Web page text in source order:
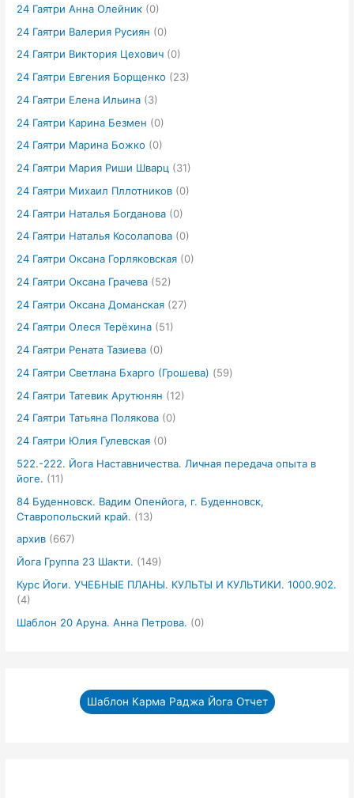
24 Гаятри Анна Олейник (0)
24 Гаятри Валерия Русиян (0)
24 Гаятри Виктория Цехович (0)
24 Гаятри Евгения Борщенко (23)
24 Гаятри Елена Ильина (3)
24 Гаятри Карина Безмен (0)
24 Гаятри Марина Божко (0)
24 Гаятри Мария Риши Шварц (31)
24 Гаятри Михаил Пллотников (0)
24 Гаятри Наталья Богданова (0)
24 Гаятри Наталья Косолапова (0)
24 Гаятри Оксана Горляковская (0)
24 Гаятри Оксана Грачева (52)
24 Гаятри Оксана Доманская (27)
24 Гаятри Олеся Терёхина (51)
24 Гаятри Рената Тазиева (0)
24 Гаятри Светлана Бхарго (Грошева) (59)
24 Гаятри Татевик Арутюнян (12)
24 Гаятри Татьяна Полякова (0)
24 Гаятри Юлия Гулевская (0)
522.-222. Йога Наставничества. Личная передача опыта в
йоге. (11)
84 Буденновск. Вадим Опенйога, г. Буденновск,
Ставропольский край. (13)
архив (667)
Йога Группа 23 Шакти. (149)
Курс Йоги. УЧЕБНЫЕ ПЛАНЫ. КУЛЬТЫ И КУЛЬТИКИ. 1000.902.
(4)
Шаблон 20 Аруна. Анна Петрова. (0)
Шаблон Карма Раджа Йога Отчет